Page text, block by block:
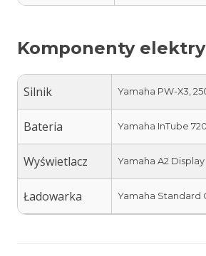
Komponenty
Silnik Yamaha PW-X3,
Bateria Yamaha InTube
Wyświetlacz Yamaha A2 Display
Ładowarka Yamaha Standard